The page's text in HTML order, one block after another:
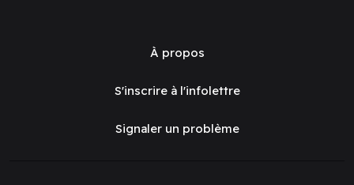
À propos
S'inscrire à l'infolettre
Signaler un problème